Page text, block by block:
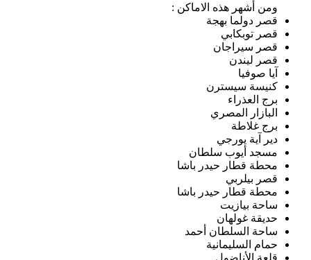
ومن أشهر هذه الاماكن :
قصر دولما بهجة
قصر توبكابي
قصر سيراجان
قصر ليندن
آيا صوفيا
كنيسة سيسترن
برج العذراء
البازار المصري
برج غلاطة
دير آية يورجي
مسجد أيوب سلطان
محطة قطار حيدر باشا
قصر بيلربي
محطة قطار حيدر باشا
ساحة بيازيت
حديقة غولهان
ساحة السلطان أحمد
حمام السليمانية
قلعة الأناضول